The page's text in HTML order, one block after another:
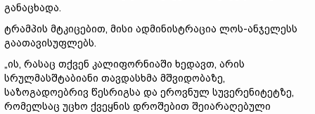
განაცხადა.
ტრამპის მტკიცებით, მისი ადმინისტრაცია ლოს-ანჯელესს
გაათავისუფლებს.
„ის, რასაც თქვენ კალიფორნიაში ხედავთ, არის
სრულმასშტაბიანი თავდასხმა მშვიდობაზე,
საზოგადოებრივ წესრიგსა და ეროვნულ სუვერენიტეტზე,
რომელსაც უცხო ქვეყნის დროშებით შეიარაღებული